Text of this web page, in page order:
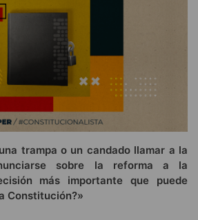
trampa o un candado llamar a la
sobre la reforma a la
más importante que puede
Constitución?»